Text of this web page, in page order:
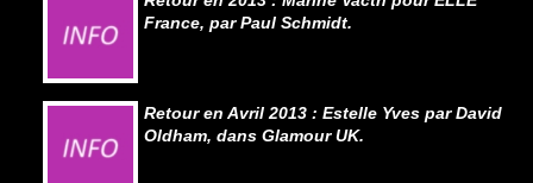
France, par Paul Schmidt.
Retour en Avril 2013 : Estelle Yves par David
Oldham, dans Glamour UK.